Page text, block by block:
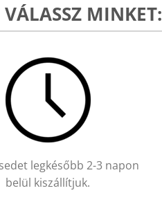
VÁLASSZ MINKET:
legkésőbb 2-3 napon
belül kiszállítjuk.